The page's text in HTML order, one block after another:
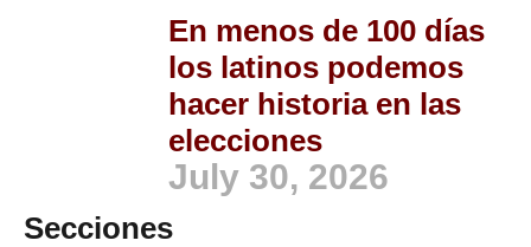
En menos de 100 días
los latinos podemos
hacer historia en las
elecciones
July 30, 2026
Secciones